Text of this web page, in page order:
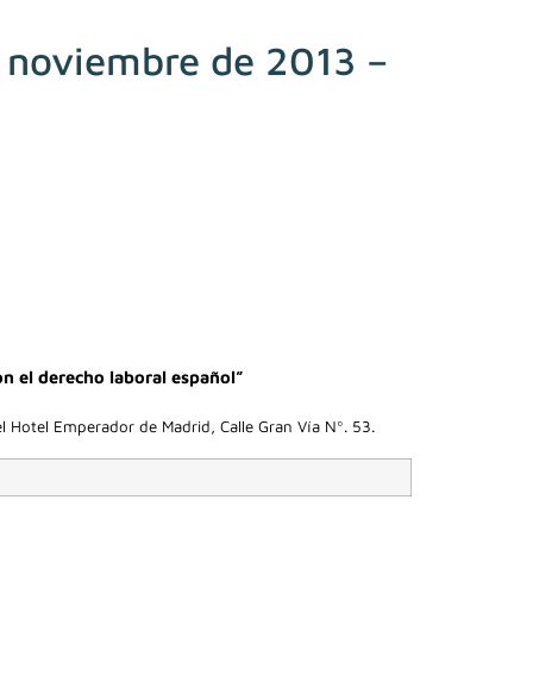
de 2013 –
el derecho laboral español”
Emperador de Madrid, Calle Gran Vía Nº. 53.